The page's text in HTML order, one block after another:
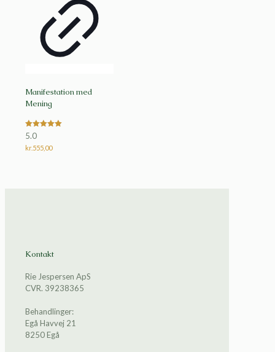
Manifestation med
Mening
Vurderet
5.00
ud af 5
5.0
kr.555,00
Kontakt
Rie Jespersen ApS
CVR. 39238365
Behandlinger:
Egå Havvej 21
8250 Egå